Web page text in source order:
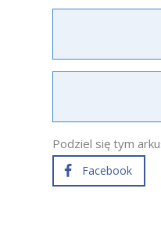
Podziel się tym
Facebook